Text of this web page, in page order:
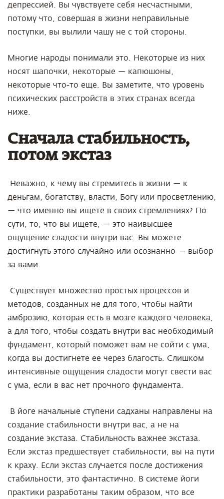
депрессией. Вы чувствуете себя несчастными,
потому что, совершая в жизни неправильные
поступки, вы вылили чашу не с той стороны.
Многие народы понимали это. Некоторые из них
носят шапочки, некоторые — капюшоны,
некоторые что-то еще. Вы заметите, что уровень
психических расстройств в этих странах всегда
ниже.
Сначала стабильность,
потом экстаз
Неважно, к чему вы стремитесь в жизни — к
деньгам, богатству, власти, Богу или просветлению,
— что именно вы ищете в своих стремлениях? По
сути, то, что вы ищете, — это наивысшее
ощущение сладости внутри вас. Вы можете
достигнуть этого случайно или осознанно — выбор
за вами.
Существует множество простых процессов и
методов, созданных не для того, чтобы найти
амброзию, которая есть в мозге каждого человека,
а для того, чтобы создать внутри вас необходимый
фундамент, который поможет вам не сойти с ума,
когда вы достигнете ее через благость. Слишком
интенсивные ощущения сладости могут свести вас
с ума, если в вас нет прочного фундамента.
В йоге начальные ступени садханы направлены на
создание стабильности внутри вас, а не на
создание экстаза. Стабильность важнее экстаза.
Если экстаз предшествует стабильности, вы на пути
к краху. Если экстаз случается после достижения
стабильности, это фантастично. В системе йоги
практики разработаны таким образом, что все